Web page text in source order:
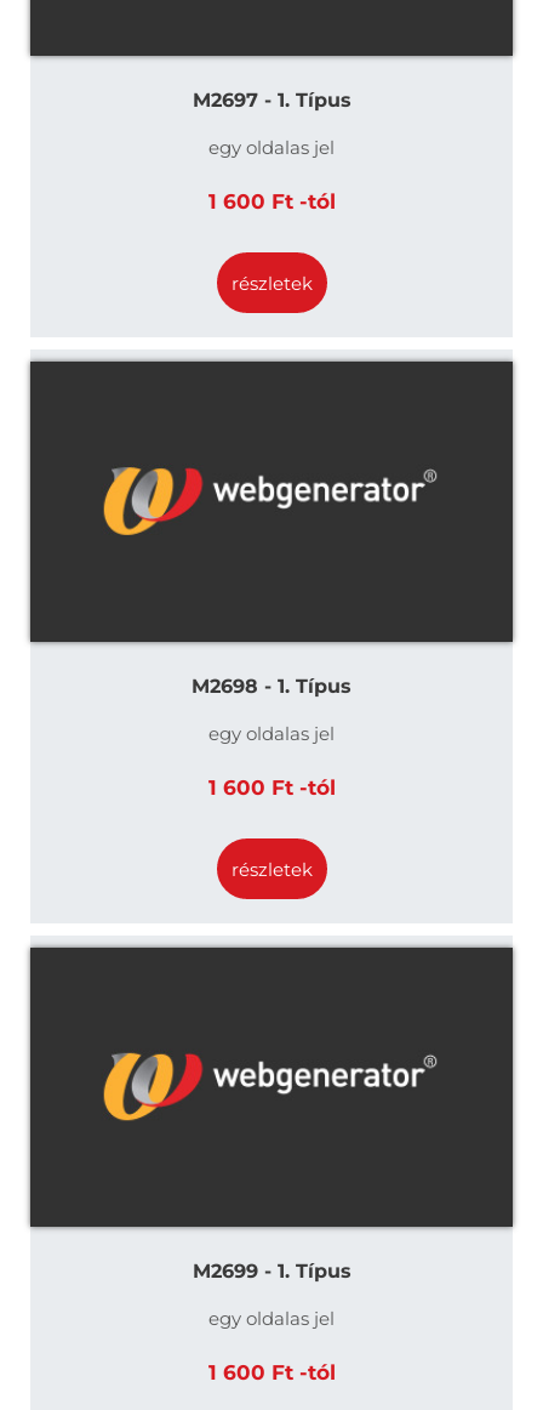
M2697 - 1. Típus
egy oldalas jel
1 600 Ft -tól
részletek
M2698 - 1. Típus
egy oldalas jel
1 600 Ft -tól
részletek
M2699 - 1. Típus
egy oldalas jel
1 600 Ft -tól